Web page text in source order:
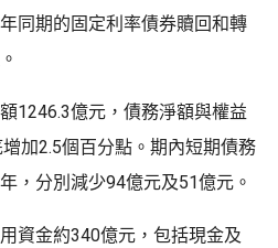
同期的固定利率債券贖回和轉
1246.3億元，債務淨額與權益
加2.5個百分點。期內短期債務
，分別減少94億元及51億元。
資金約340億元，包括現金及